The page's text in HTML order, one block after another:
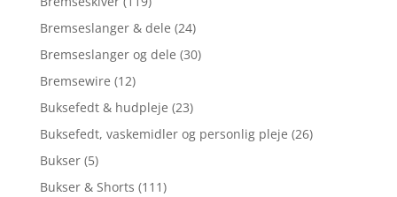
Bremseslanger & dele (24)
Bremseslanger og dele (30)
Bremsewire (12)
Buksefedt & hudpleje (23)
Buksefedt, vaskemidler og personlig pleje (26)
Bukser (5)
Bukser & Shorts (111)